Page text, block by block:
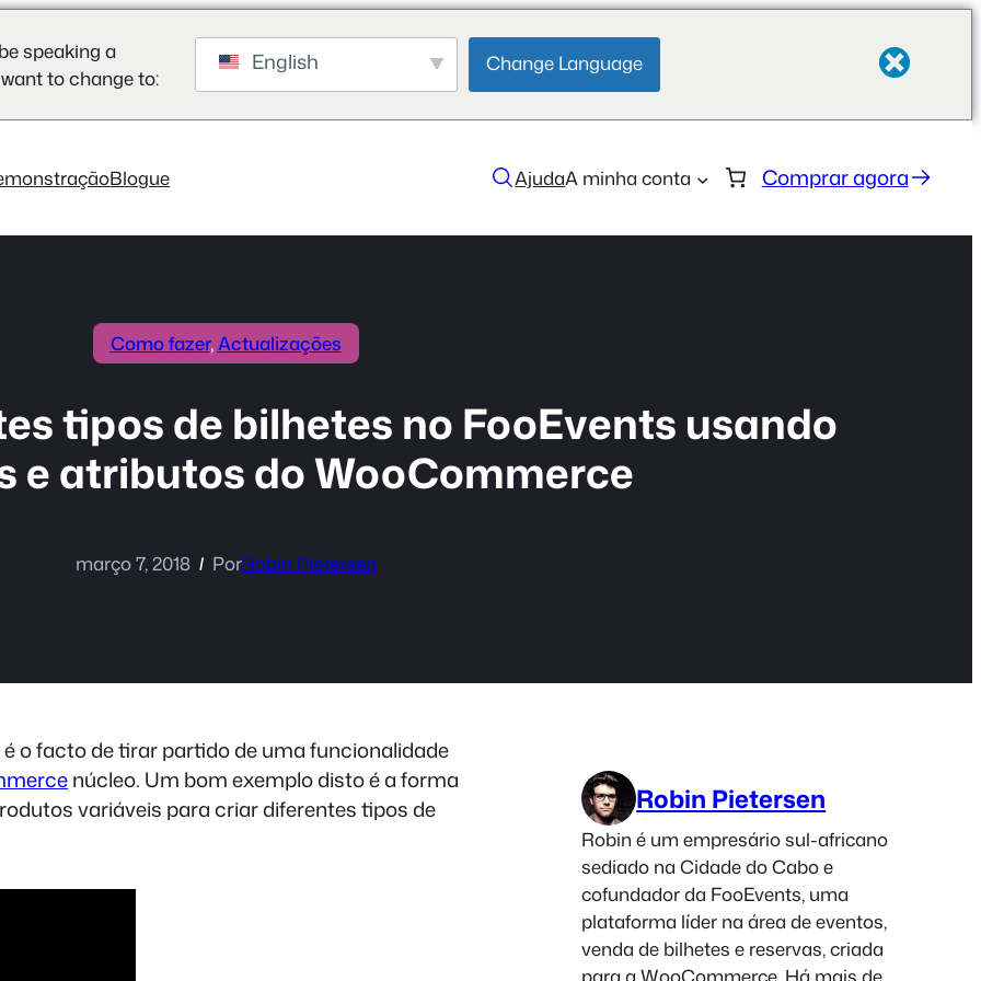
speaking a
to change to:
English Change Language
Blogue AjudaA minha conta Comprar agora
Como fazer, Actualizações
tipos de bilhetes no FooEvents usando
e atributos do WooCommerce
março 7, 2018 PorRobin Pietersen
o facto de tirar partido de uma funcionalidade
núcleo. Um bom exemplo disto é a forma
variáveis para criar diferentes tipos de Robin Pietersen
Robin é um empresário sul-africano
sediado na Cidade do Cabo e
cofundador da FooEvents, uma
plataforma líder na área de eventos,
venda de bilhetes e reservas, criada